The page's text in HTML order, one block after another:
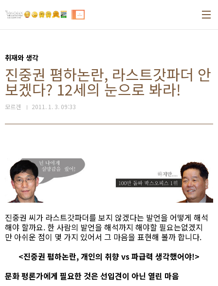
취재와 생각
진중권 폄하논란, 라스트갓파더 안
보겠다? 12세의 눈으로 봐라!
모르겐 2011. 1. 3. 09:33
진중권 씨가 라스트갓파더를 보지 않겠다는 발언을 어떻게 해석
해야 할까요. 한 사람의 발언을 해석까지 해야할 필요는없겠지
만 아쉬운 점이 몇 가지 있어서 그 마음을 표현해 볼까 합니다.
<진중권 폄하논란, 개인의 취향 vs 파급력 생각했어야!>
문화 평론가에게 필요한 것은 선입견이 아닌 열린 마음